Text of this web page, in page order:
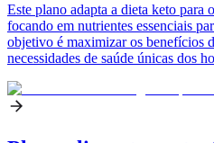
Este plano adapta a dieta keto para
focando em nutrientes essenciais
objetivo é maximizar os benefícios
necessidades de saúde únicas dos